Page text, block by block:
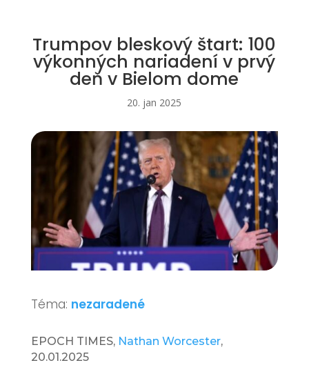
Trumpov bleskový štart: 100
výkonných nariadení v prvý
deň v Bielom dome
20. jan 2025
Téma: nezaradené
EPOCH TIMES, Nathan Worcester,
20.01.2025